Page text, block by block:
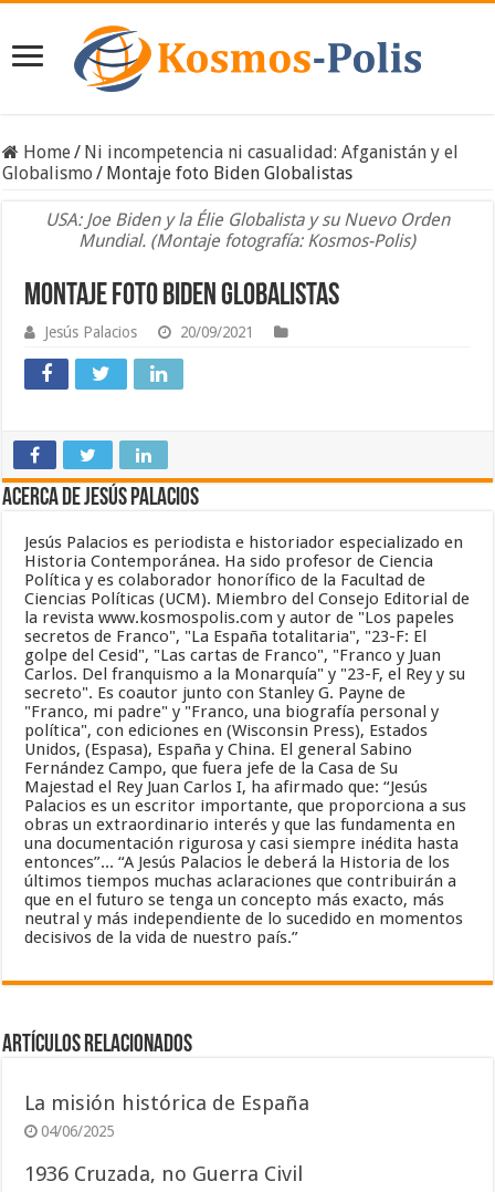
Home/ Ni incompetencia ni casualidad: Afganistán y el
Globalismo / Montaje foto Biden Globalistas
USA: Joe Biden y la Élie Globalista y su Nuevo Orden
Mundial. (Montaje fotografía: Kosmos-Polis)
Montaje foto Biden Globalistas
Jesús Palacios 20/09/2021
Acerca de Jesús Palacios
Jesús Palacios es periodista e historiador especializado en
Historia Contemporánea. Ha sido profesor de Ciencia
Política y es colaborador honorífico de la Facultad de
Ciencias Políticas (UCM). Miembro del Consejo Editorial de
la revista www.kosmospolis.com y autor de "Los papeles
secretos de Franco", "La España totalitaria", "23-F: El
golpe del Cesid", "Las cartas de Franco", "Franco y Juan
Carlos. Del franquismo a la Monarquía" y "23-F, el Rey y su
secreto". Es coautor junto con Stanley G. Payne de
"Franco, mi padre" y "Franco, una biografía personal y
política", con ediciones en (Wisconsin Press), Estados
Unidos, (Espasa), España y China. El general Sabino
Fernández Campo, que fuera jefe de la Casa de Su
Majestad el Rey Juan Carlos I, ha afirmado que: “Jesús
Palacios es un escritor importante, que proporciona a sus
obras un extraordinario interés y que las fundamenta en
una documentación rigurosa y casi siempre inédita hasta
entonces”... “A Jesús Palacios le deberá la Historia de los
últimos tiempos muchas aclaraciones que contribuirán a
que en el futuro se tenga un concepto más exacto, más
neutral y más independiente de lo sucedido en momentos
decisivos de la vida de nuestro país.”
Artículos relacionados
La misión histórica de España
04/06/2025
1936 Cruzada, no Guerra Civil